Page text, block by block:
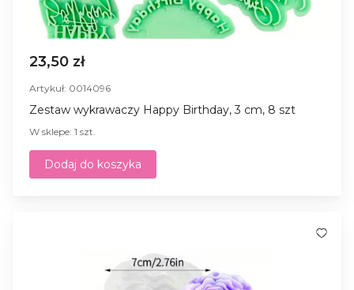
23,50 zł
Artykuł: 0014096
Zestaw wykrawaczy Happy Birthday, 3 cm, 8 szt
W sklepe: 1 szt.
Dodaj do koszyka